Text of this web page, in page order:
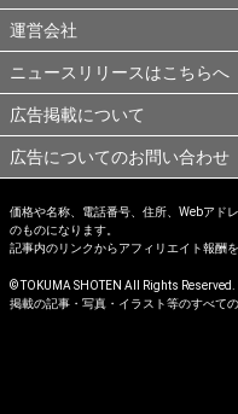
運営会社
ニュースリリースはこちらへ
広告掲載について
広告についてのお問い合わせ
価格や名称、電話番号、住所、Webアド
のものになります。
記事内のリンクからアフィリエイト報酬
© TOKUMA SHOTEN All Rights Reserved.
掲載の記事・写真・イラスト等のすべて